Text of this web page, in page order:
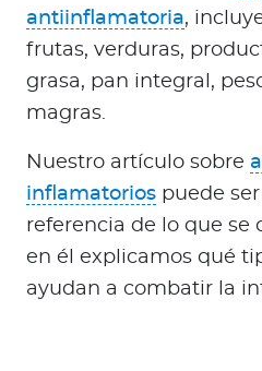
antiinflamatoria,
frutas, verduras,
grasa, pan integral,
magras.
Nuestro artículo sobre
inflamatorios puede
referencia de lo que se
en él explicamos qué
ayudan a combatir la